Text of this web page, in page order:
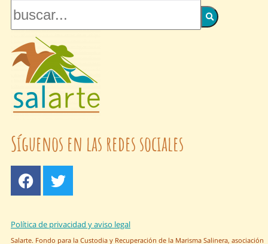
Síguenos en las redes sociales
Política de privacidad y aviso legal
Salarte. Fondo para la Custodia y Recuperación de la Marisma Salinera, asociación